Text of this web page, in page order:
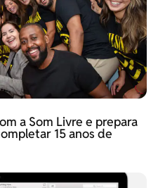
a Som Livre e prepara
15 anos de